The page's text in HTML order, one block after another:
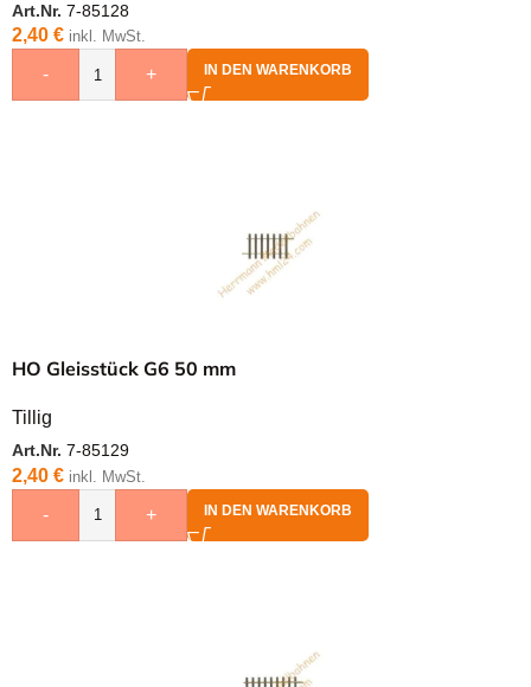
Art.Nr. 7-85128
2,40 € inkl. MwSt.
- + IN DEN WARENKORB
HO Gleisstück G6 50 mm
Tillig
Art.Nr. 7-85129
2,40 € inkl. MwSt.
- + IN DEN WARENKORB